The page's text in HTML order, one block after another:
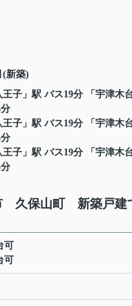
(新築)
王子 」駅 バス19分 「宇津木
王子 」駅 バス19分 「宇津木
王子 」駅 バス19分 「宇津木
久保山町 新築戸
可
可